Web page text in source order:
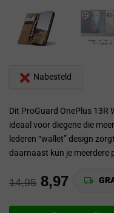
Nabesteld
Dit ProGuard OnePlus 13R
ideaal voor diegene die
lederen “wallet” design
daarnaast kun je meerdere
14,95 8,97